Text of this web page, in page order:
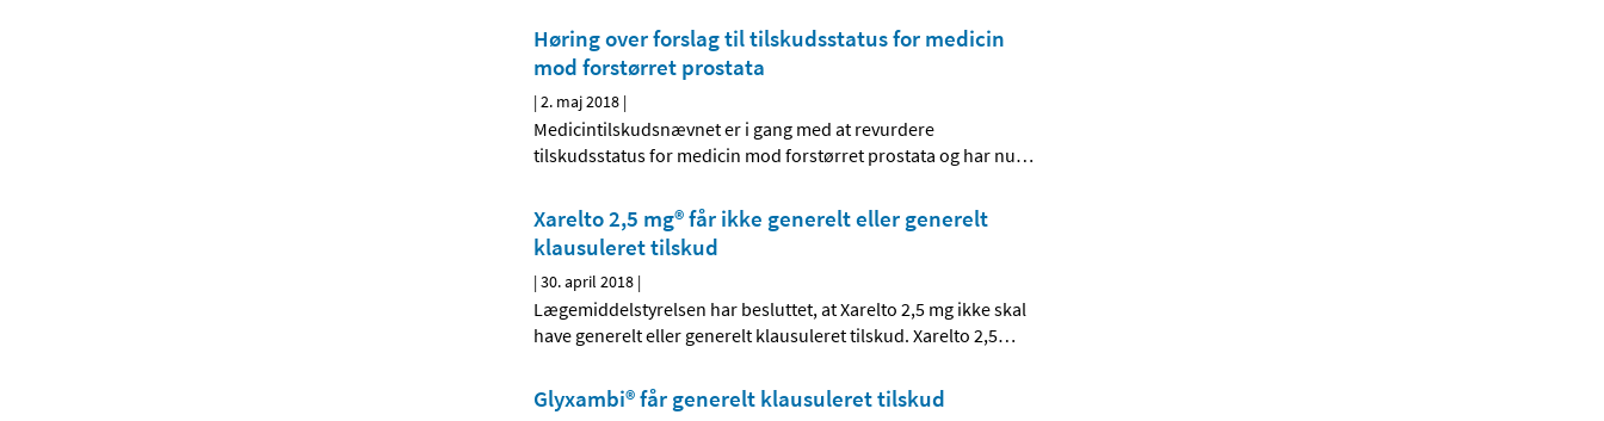
Høring over forslag til tilskudsstatus for medicin
mod forstørret prostata
|2. maj 2018 |
Medicintilskudsnævnet er i gang med at revurdere
tilskudsstatus for medicin mod forstørret prostata og har nu…
Xarelto 2,5 mg® får ikke generelt eller generelt
klausuleret tilskud
|30. april 2018 |
Lægemiddelstyrelsen har besluttet, at Xarelto 2,5 mg ikke skal
have generelt eller generelt klausuleret tilskud. Xarelto 2,5…
Glyxambi® får generelt klausuleret tilskud